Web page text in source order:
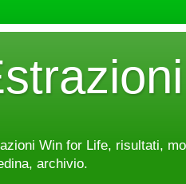
Win for Life, risultati,
archivio.